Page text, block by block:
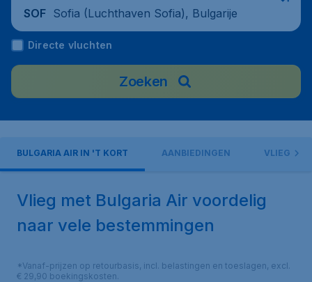
SOF Sofia (Luchthaven Sofia), Bulgarije
Directe vluchten
Zoeken
BULGARIA AIR IN 'T KORT AANBIEDINGEN VLIEGEN
Vlieg met Bulgaria Air voordelig
naar vele bestemmingen
*Vanaf-prijzen op retourbasis, incl. belastingen en toeslagen, excl.
€ 29,90 boekingskosten.